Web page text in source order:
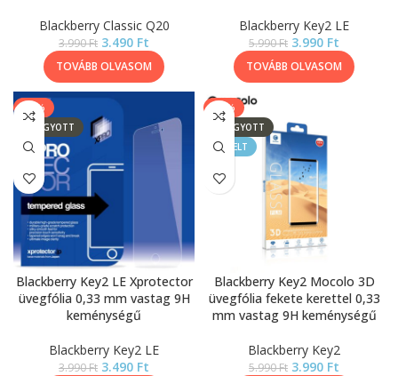
Blackberry Classic Q20
3.990Ft 3.490 Ft
TOVÁBB OLVASOM
Blackberry Key2 LE
5.990Ft 3.990 Ft
TOVÁBB OLVASOM
-13%
ELFOGYOTT
Blackberry Key2 LE Xprotector
üvegfólia 0,33 mm vastag 9H
keménységű
Blackberry Key2 LE
3.990Ft 3.490 Ft
-33%
ELFOGYOTT
KIEMELT
Blackberry Key2 Mocolo 3D
üvegfólia fekete kerettel 0,33
mm vastag 9H keménységű
Blackberry Key2
5.990Ft 3.990 Ft